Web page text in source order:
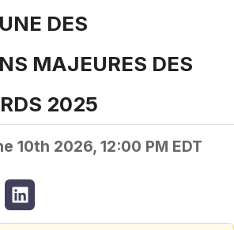
DES
MAJEURES DES
2025
10th 2026, 12:00 PM EDT